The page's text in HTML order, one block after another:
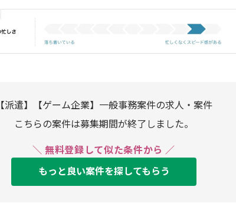
【派遣】【ゲーム企業】一般事務案件の求人・案件
こちらの案件は募集期間が終了しました。
＼ 無料登録して似た条件から ／
もっと良い案件を探してもらう